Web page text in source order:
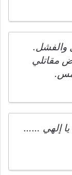
والفشل.
مقاتلي
إلهي ……